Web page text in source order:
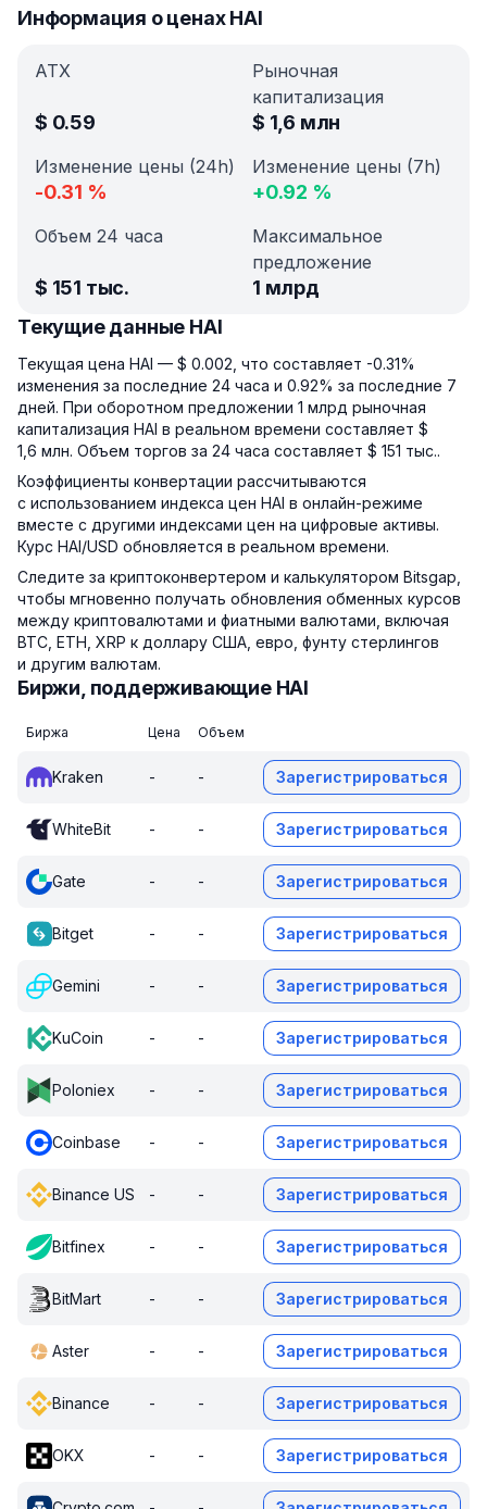
Информация о ценах HAI
АТХ
$ 0.59
Рыночная
капитализация
$ 1,6 млн
Изменение цены (24h)
-0.31 %
Изменение цены (7h)
+0.92 %
Объем 24 часа
$ 151 тыс.
Максимальное
предложение
1 млрд
Текущие данные HAI
Текущая цена HAI — $ 0.002, что составляет -0.31%
изменения за последние 24 часа и 0.92% за последние 7
дней. При оборотном предложении 1 млрд рыночная
капитализация HAI в реальном времени составляет $
1,6 млн. Объем торгов за 24 часа составляет $ 151 тыс..
Коэффициенты конвертации рассчитываются
с использованием индекса цен HAI в онлайн-режиме
вместе с другими индексами цен на цифровые активы.
Курс HAI/USD обновляется в реальном времени.
Следите за криптоконвертером и калькулятором Bitsgap,
чтобы мгновенно получать обновления обменных курсов
между криптовалютами и фиатными валютами, включая
BTC, ETH, XRP к доллару США, евро, фунту стерлингов
и другим валютам.
Биржи, поддерживающие HAI
Биржа Цена Объем
Kraken - - Зарегистрироваться
WhiteBit - - Зарегистрироваться
Gate - - Зарегистрироваться
Bitget - - Зарегистрироваться
Gemini - - Зарегистрироваться
KuCoin - - Зарегистрироваться
Poloniex - - Зарегистрироваться
Coinbase - - Зарегистрироваться
Binance US - - Зарегистрироваться
Bitfinex - - Зарегистрироваться
BitMart - - Зарегистрироваться
Aster - - Зарегистрироваться
Binance - - Зарегистрироваться
OKX - - Зарегистрироваться